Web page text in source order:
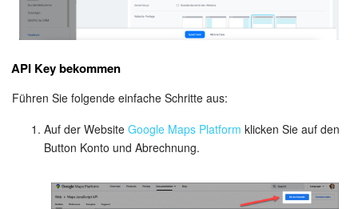
Vertriebsstelle
CRM-Analytik
BI-Builder
Automatisierung
Workflows
API Key bekommen
Führen Sie folgende einfache Schritte aus:
Auf der Website Google Maps Platform klicken Sie auf den
Button Konto und Abrechnung.